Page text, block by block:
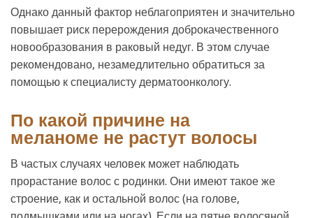
Однако данный фактор неблагоприятен и значительно
повышает риск перерождения доброкачественного
новообразования в раковый недуг. В этом случае
рекомендовано, незамедлительно обратиться за
помощью к специалисту дерматоонкологу.
По какой причине на
меланоме не растут волосы
В частых случаях человек может наблюдать
прорастание волос с родинки. Они имеют такое же
строение, как и остальной волос (на голове,